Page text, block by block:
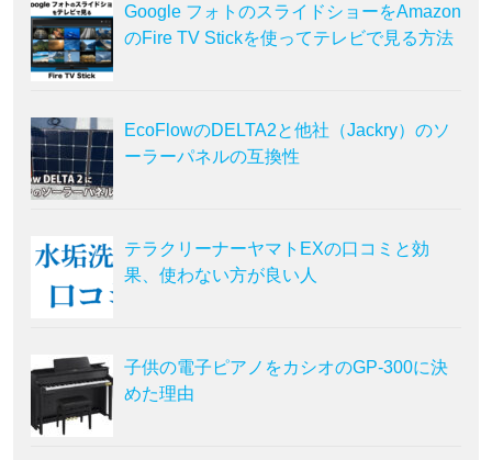
Google フォトのスライドショーをAmazon
のFire TV Stickを使ってテレビで見る方法
EcoFlowのDELTA2と他社（Jackry）のソ
ーラーパネルの互換性
テラクリーナーヤマトEXの口コミと効
果、使わない方が良い人
子供の電子ピアノをカシオのGP-300に決
めた理由